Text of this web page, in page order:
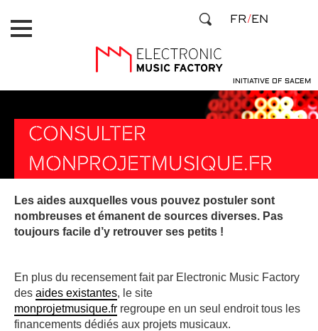
au
contenu
INITIATIVE OF SACEM
FR EN
CONSULTER
MONPROJETMUSIQUE.FR
Les aides auxquelles vous pouvez postuler sont
nombreuses et émanent de sources diverses. Pas
toujours facile d’y retrouver ses petits !
En plus du recensement fait par Electronic Music Factory
des aides existantes, le site
monprojetmusique.fr regroupe en un seul endroit tous les
financements dédiés aux projets musicaux.